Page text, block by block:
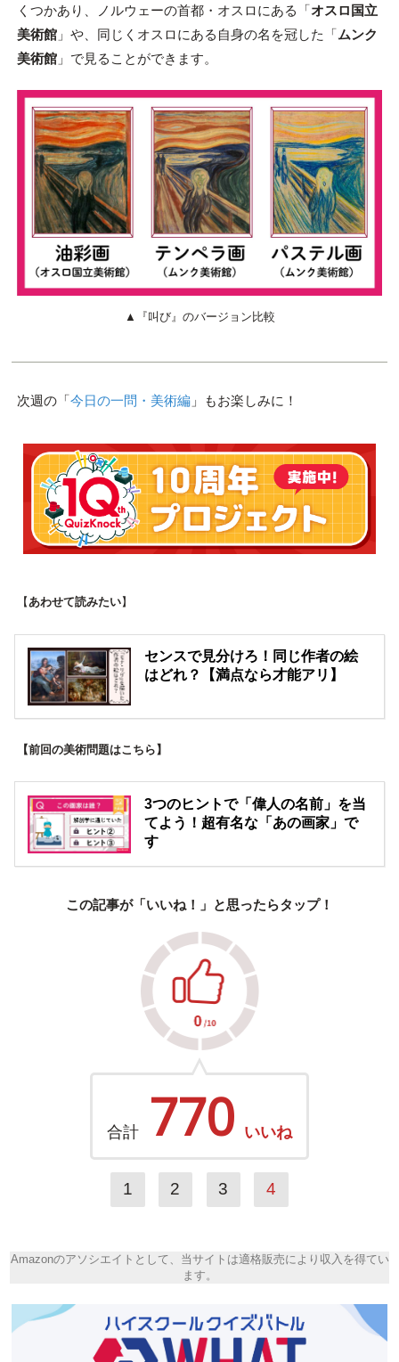
くつかあり、ノルウェーの首都・オスロにある「オスロ国立
美術館」や、同じくオスロにある自身の名を冠した「ムンク
美術館」で見ることができます。
▲『叫び』のバージョン比較
次週の「今日の一問・美術編」もお楽しみに！
【 あわせて読みたい】
センスで見分けろ！同じ作者の絵
はどれ？【満点なら才能アリ】
【前回の美術問題はこちら】
3つのヒントで「偉人の名前」を当
てよう！超有名な「あの画家」で
す
この記事が「いいね！」と思ったらタップ！
合計 770 いいね
1 2 3 4
Amazonのアソシエイトとして、当サイトは適格販売により収入を得てい
ます。